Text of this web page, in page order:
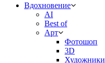
Вдохновение
AI
Best of
Арт
Фотошоп
3D
Художники